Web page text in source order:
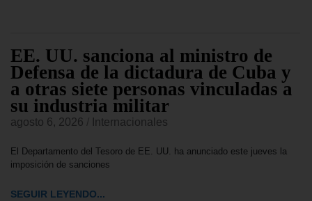
EE. UU. sanciona al ministro de
Defensa de la dictadura de Cuba y
a otras siete personas vinculadas a
su industria militar
agosto 6, 2026 Internacionales
El Departamento del Tesoro de EE. UU. ha anunciado este jueves la
imposición de sanciones
SEGUIR LEYENDO...